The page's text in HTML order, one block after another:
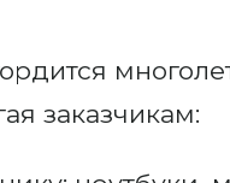
заказчикам: